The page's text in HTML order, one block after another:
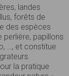
landes
forêts de
des espèces
perlière, papillons
…, et constitue
la pratique